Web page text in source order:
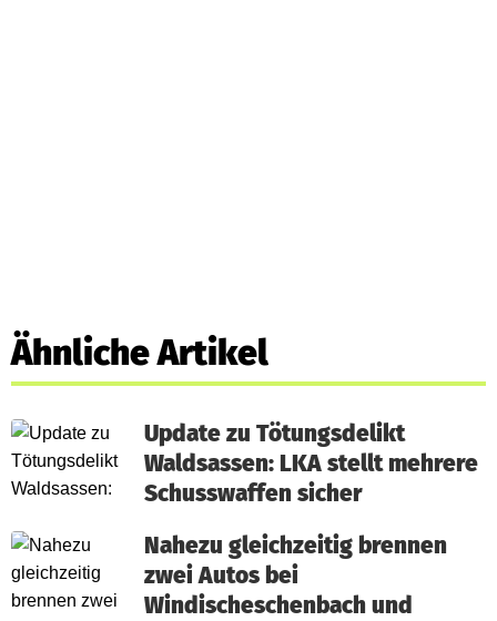
Ähnliche Artikel
Update zu Tötungsdelikt
Waldsassen: LKA stellt mehrere
Schusswaffen sicher
Nahezu gleichzeitig brennen
zwei Autos bei
Windischeschenbach und